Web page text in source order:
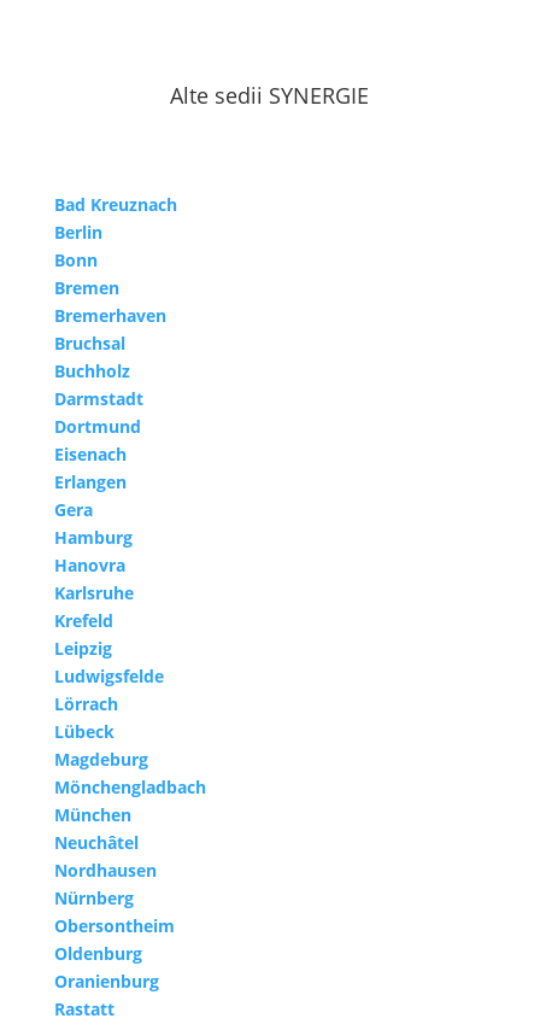
Alte sedii SYNERGIE
Bad Kreuznach
Berlin
Bonn
Bremen
Bremerhaven
Bruchsal
Buchholz
Darmstadt
Dortmund
Eisenach
Erlangen
Gera
Hamburg
Hanovra
Karlsruhe
Krefeld
Leipzig
Ludwigsfelde
Lörrach
Lübeck
Magdeburg
Mönchengladbach
München
Neuchâtel
Nordhausen
Nürnberg
Obersontheim
Oldenburg
Oranienburg
Rastatt